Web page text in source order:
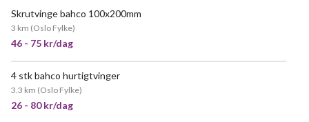
Skrutvinge bahco 100x200mm
3 km (Oslo Fylke)
46 - 75 kr/dag
4 stk bahco hurtigtvinger
3.3 km (Oslo Fylke)
26 - 80 kr/dag